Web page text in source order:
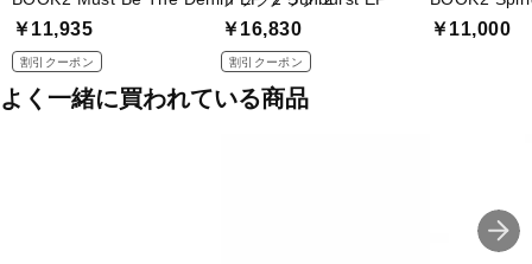
￥11,935
割引クーポン
￥16,830
割引クーポン
￥11,000
よく一緒に買われている商品